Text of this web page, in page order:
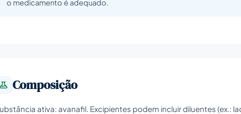
o medicamento é adequado.
Composição
ativa: avanafil. Excipientes podem incluir diluentes (ex.: